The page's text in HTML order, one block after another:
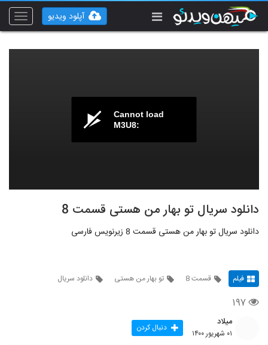
Toggle
آپلود ویدیو
Cannot load
M3U8:
دانلود سریال تو بهار من هستی قسمت 8
دانلود سریال تو بهار من هستی قسمت 8 زیرنویس فارسی
فیلم قسمت 8 تو بهار من هستی دانلود سریال
۱۹۷
میلاد
۰۱ شهریور ۱۴۰۰ دنبال کردن